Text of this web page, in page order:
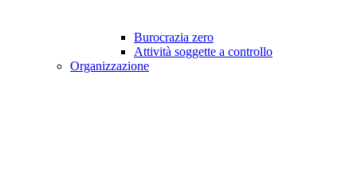
Burocrazia zero
Attività soggette a controllo
Organizzazione